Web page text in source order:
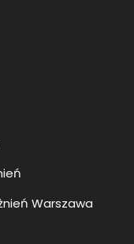
Warszawa